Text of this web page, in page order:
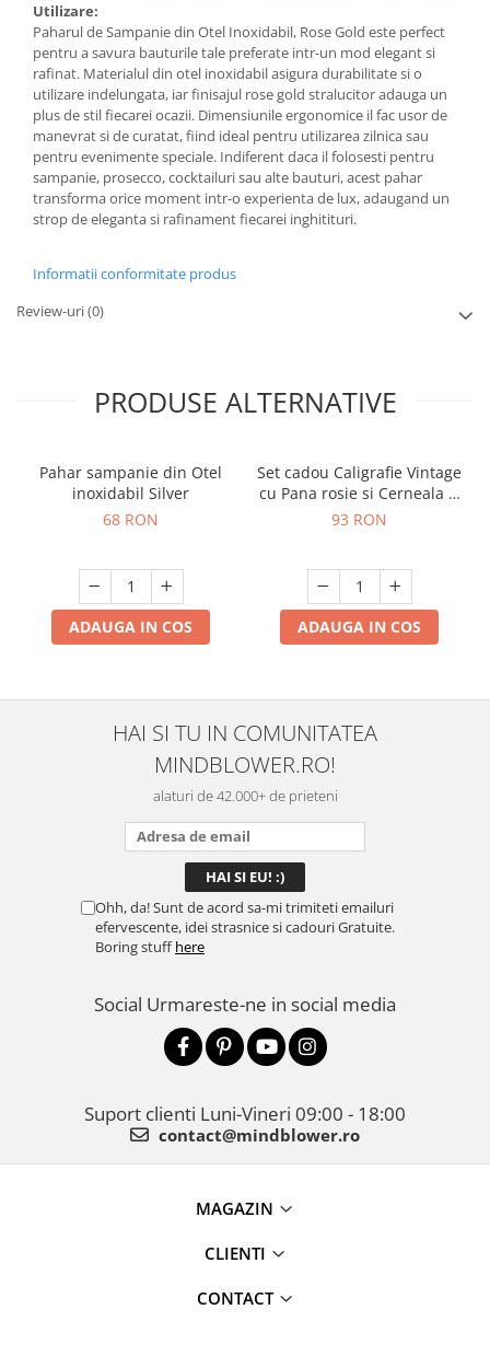
Utilizare:
Paharul de Sampanie din Otel Inoxidabil, Rose Gold este perfect
pentru a savura bauturile tale preferate intr-un mod elegant si
rafinat. Materialul din otel inoxidabil asigura durabilitate si o
utilizare indelungata, iar finisajul rose gold stralucitor adauga un
plus de stil fiecarei ocazii. Dimensiunile ergonomice il fac usor de
manevrat si de curatat, fiind ideal pentru utilizarea zilnica sau
pentru evenimente speciale. Indiferent daca il folosesti pentru
sampanie, prosecco, cocktailuri sau alte bauturi, acest pahar
transforma orice moment intr-o experienta de lux, adaugand un
strop de eleganta si rafinament fiecarei inghitituri.
Informatii conformitate produs
Review-uri(0)
PRODUSE ALTERNATIVE
Pahar sampanie din Otel
inoxidabil Silver
68 RON
ADAUGA IN COS
Set cadou Caligrafie Vintage
cu Pana rosie si Cerneala si
Accesorii, 7 piese
93 RON
ADAUGA IN COS
HAI SI TU IN COMUNITATEA
MINDBLOWER.RO!
alaturi de 42.000+ de prieteni
Ohh, da! Sunt de acord sa-mi trimiteti emailuri
efervescente, idei strasnice si cadouri Gratuite.
Boring stuffhere
Social Urmareste-ne in social media
Suport clienti Luni-Vineri 09:00 - 18:00
contact@mindblower.ro
MAGAZIN
CLIENTI
CONTACT